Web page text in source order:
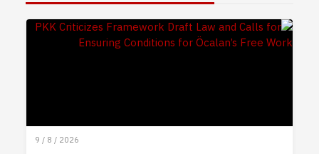
9 / 8 / 2026